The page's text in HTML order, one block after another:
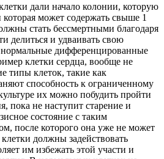
дали начало колонии, которую
может содержать свыше 1
стать бессмертными благодаря
делиться и удваивать свою
дифференцированные
клетки сердца, вообще не
типы клеток, такие как
способность к ограниченному
их можно побудить пройти
пока не наступит старение и
состояние с таким
после которого она уже не может
должны задействовать
им избежать этой участи и